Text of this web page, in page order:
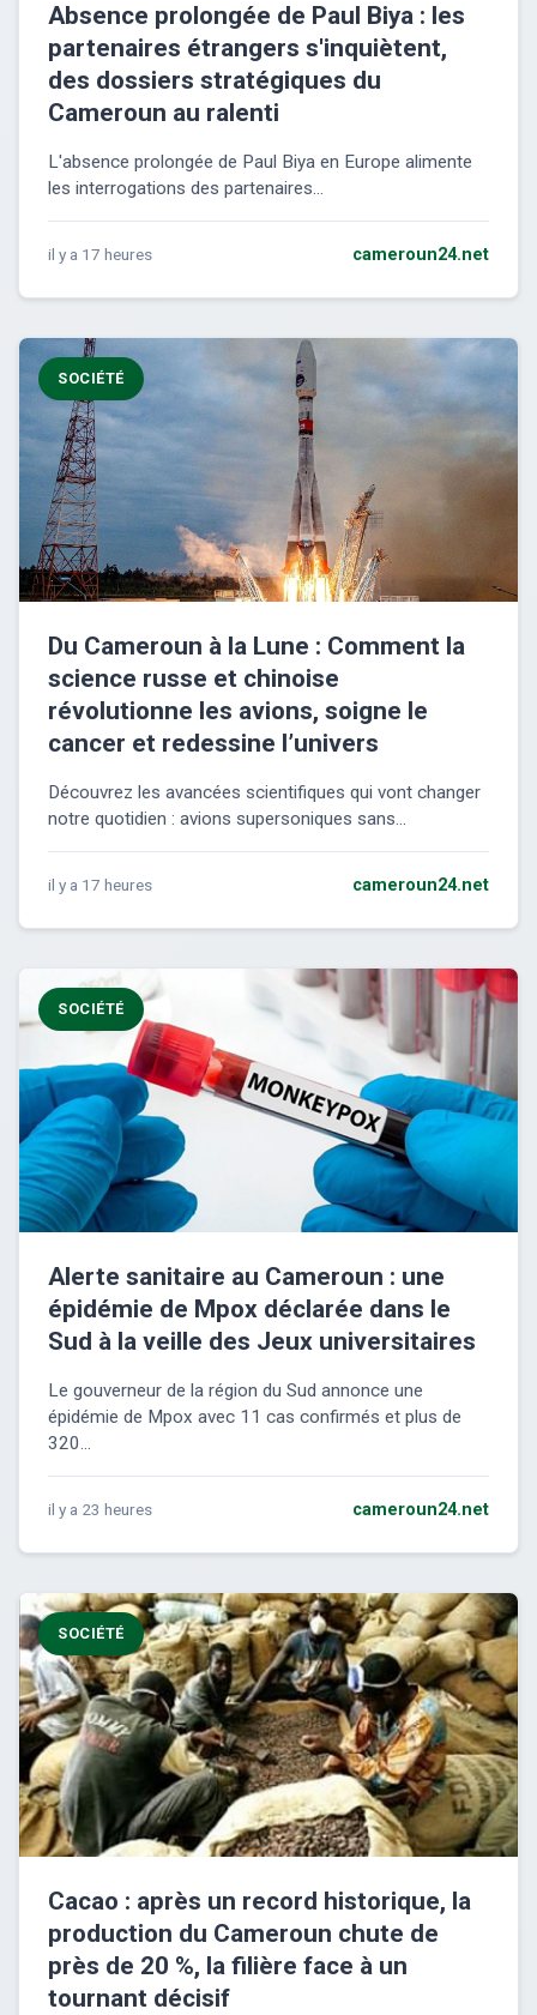
Absence prolongée de Paul Biya : les
partenaires étrangers s'inquiètent,
des dossiers stratégiques du
Cameroun au ralenti
L'absence prolongée de Paul Biya en Europe alimente
les interrogations des partenaires...
il y a 17 heures cameroun24.net
SOCIÉTÉ
Du Cameroun à la Lune : Comment la
science russe et chinoise
révolutionne les avions, soigne le
cancer et redessine l’univers
Découvrez les avancées scientifiques qui vont changer
notre quotidien : avions supersoniques sans...
il y a 17 heures cameroun24.net
SOCIÉTÉ
Alerte sanitaire au Cameroun : une
épidémie de Mpox déclarée dans le
Sud à la veille des Jeux universitaires
Le gouverneur de la région du Sud annonce une
épidémie de Mpox avec 11 cas confirmés et plus de
320...
il y a 23 heures cameroun24.net
SOCIÉTÉ
Cacao : après un record historique, la
production du Cameroun chute de
près de 20 %, la filière face à un
tournant décisif